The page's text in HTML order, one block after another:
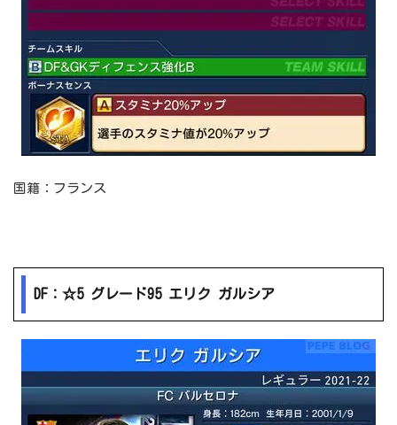
国籍：フランス
DF：☆5 グレード95 エリク ガルシア